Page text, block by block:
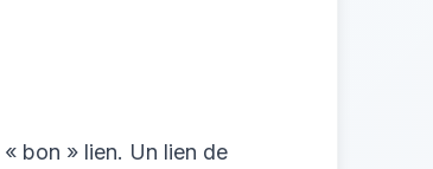
bon » lien. Un lien de